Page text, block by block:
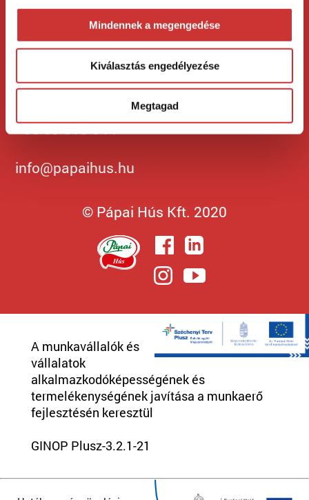
Mindennek a megengedése
Kiválasztás engedélyezése
Megtagad
Adatkezelési
tájékoztató
Allergén lista
Kapcsolat
H-8500 Pápa, Kisfaludy u. 2.
+36 89 313 044
info@papaihus.hu
© Pápai Hús Kft. 2020
A munkavállalók és
vállalatok
alkalmazkodóképességének és
termelékenységének javítása a munkaerő
fejlesztésén keresztül
GINOP Plusz-3.2.1-21